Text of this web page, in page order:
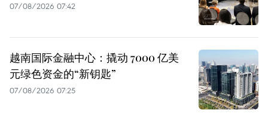
07/08/2026 07:42
越南国际金融中心：撬动 7000 亿美
元绿色资金的“新钥匙”
07/08/2026 07:25